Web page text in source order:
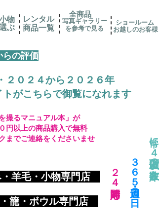
物
ぶ
レンタル
​商品一覧
写真ギャラリー
を参考で見る
全商品
らの評価
２０２４から２０２６年
イトがこちらで御覧になれます
・羊毛・小物専門店
籠・ボウル専門店
ショールーム
お越しのお客様
​２４時間対応 ​３６５日・週７日
常に４万個以上の在庫数
撮るマニュアル本」が
円以上の商品購入で無料
までご連絡をくださいませ